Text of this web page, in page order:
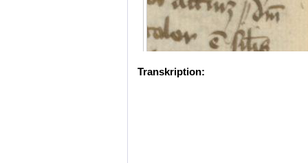
Transkription: